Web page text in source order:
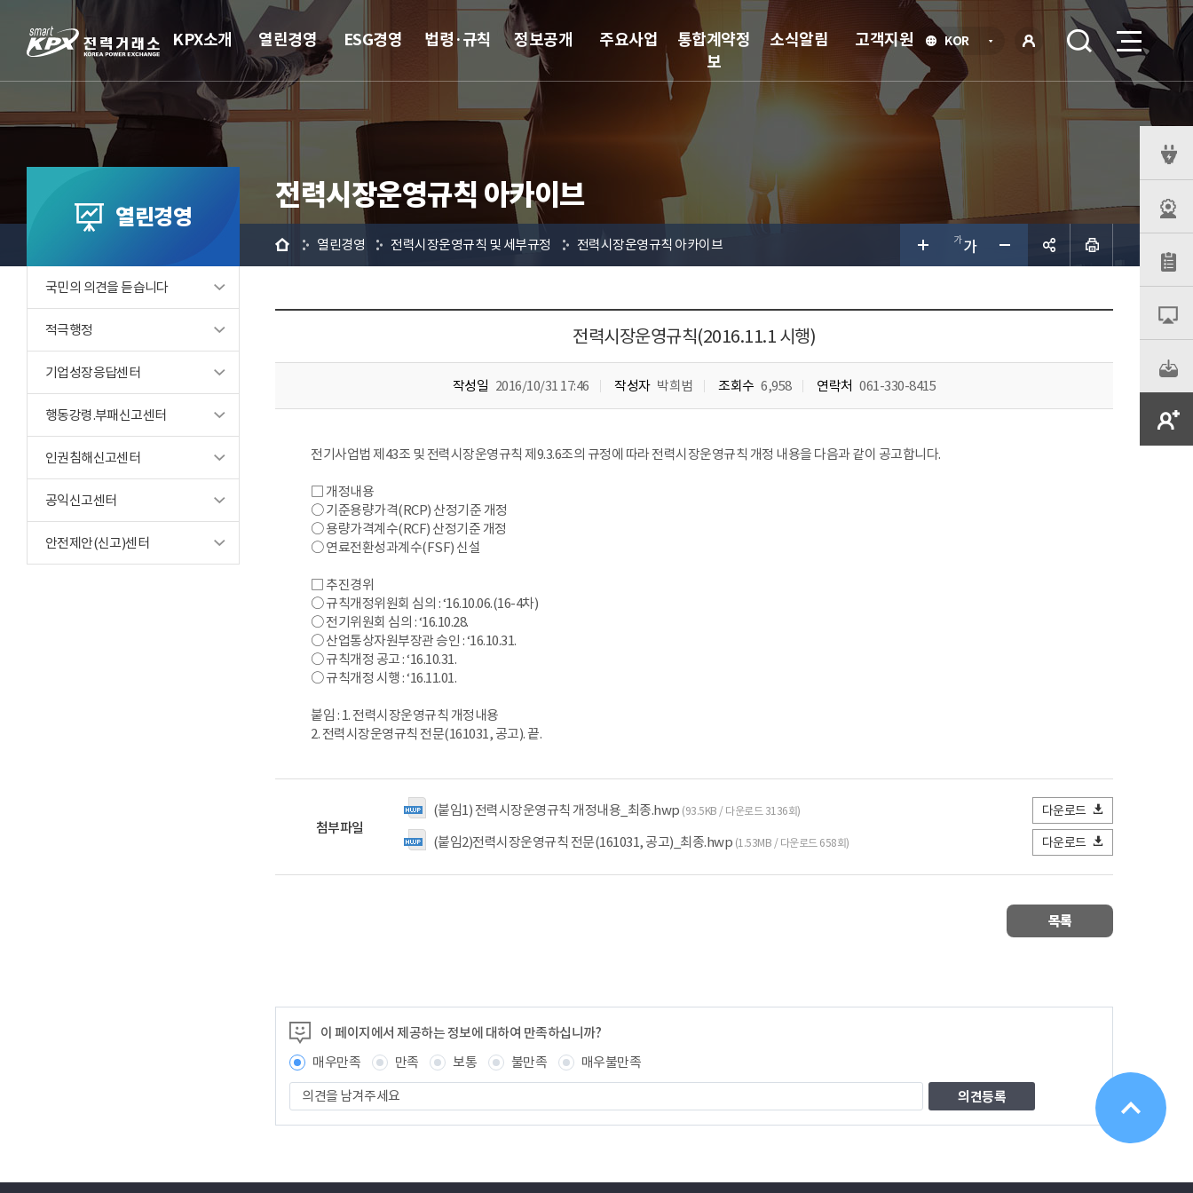
KOR언
선
그인
KPX소개 열린경영 ESG경영 법령·규칙 정보공개 주요사업
통합계약정
보
소식알림 고객지원
열린경영
국민의 의견을 듣습니다
적극행정
기업성장응답센터
행동강령.부패신고센터
인권침해신고센터
공익신고센터
안전제안(신고)센터
전력시장운영규칙 아카이브
홈 열린경영 전력시장운영규칙 및 세부규정 전력시장운영규칙 아카이브
전력시장운영규칙(2016.11.1 시행)
작성일 2016/10/31 17:46 작성자 박희범 조회수 6,958 연락처 061-330-8415
전기사업법 제43조 및 전력시장운영규칙 제9.3.6조의 규정에 따라 전력시장운영규칙 개정 내용을 다음과 같이 공고합니다.
□ 개정내용
○ 기준용량가격(RCP) 산정기준 개정
○ 용량가격계수(RCF) 산정기준 개정
○ 연료전환성과계수(FSF) 신설
□ 추진경위
○ 규칙개정위원회 심의 : ‘16.10.06.(16-4차)
○ 전기위원회 심의 : ‘16.10.28.
○ 산업통상자원부장관 승인 : ‘16.10.31.
○ 규칙개정 공고 : ‘16.10.31.
○ 규칙개정 시행 : ‘16.11.01.
붙임 : 1. 전력시장운영규칙 개정내용
2. 전력시장운영규칙 전문(161031, 공고). 끝.
첨부파일
(붙임1) 전력시장운영규칙 개정내용_최종.hwp (93.5KB / 다운로드 3136회) 다운로드
(붙임2)전력시장운영규칙 전문(161031, 공고)_최종.hwp (1.53MB / 다운로드 658회) 다운로드
목록
이 페이지에서 제공하는 정보에 대하여 만족하십니까?
매우만족
만족 보통 불만족
매우불만족
견
을
주